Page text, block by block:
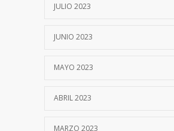
JULIO 2023
JUNIO 2023
MAYO 2023
ABRIL 2023
MARZO 2023